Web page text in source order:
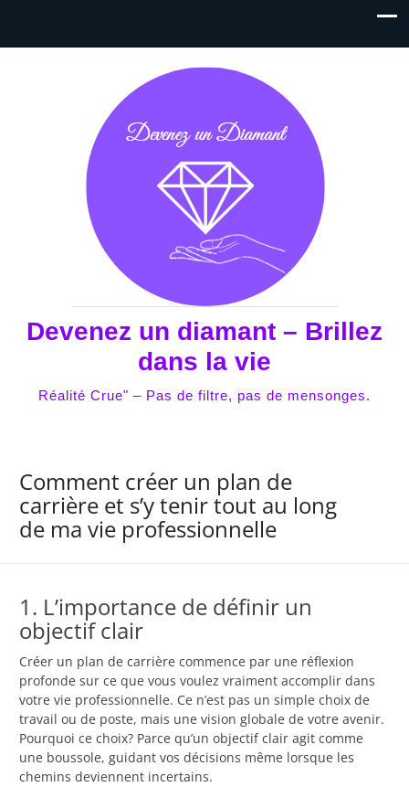
Devenez un diamant – Brillez
dans la vie
Réalité Crue" – Pas de filtre, pas de mensonges.
Comment créer un plan de
carrière et s’y tenir tout au long
de ma vie professionnelle
1. L’importance de définir un
objectif clair
Créer un plan de carrière commence par une réflexion
profonde sur ce que vous voulez vraiment accomplir dans
votre vie professionnelle. Ce n’est pas un simple choix de
travail ou de poste, mais une vision globale de votre avenir.
Pourquoi ce choix? Parce qu’un objectif clair agit comme
une boussole, guidant vos décisions même lorsque les
chemins deviennent incertains.